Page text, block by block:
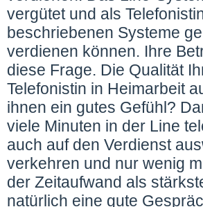
vergütet und als
beschriebenen Systeme
verdienen können. Ihre
diese Frage. Die Qualität
Telefonistin in Heimarbeit
ihnen ein gutes Gefühl?
viele Minuten in der Line
auch auf den Verdienst
verkehren und nur wenig
der Zeitaufwand als
natürlich eine gute